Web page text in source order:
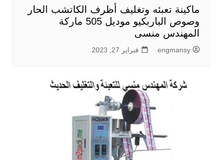
ماكينة تعبئه وتغليف أظرف الكاتشب الحار
وصوص الباربكيو موديل 505 ماركة
المهندس منسى
engmansy فبراير 27, 2023